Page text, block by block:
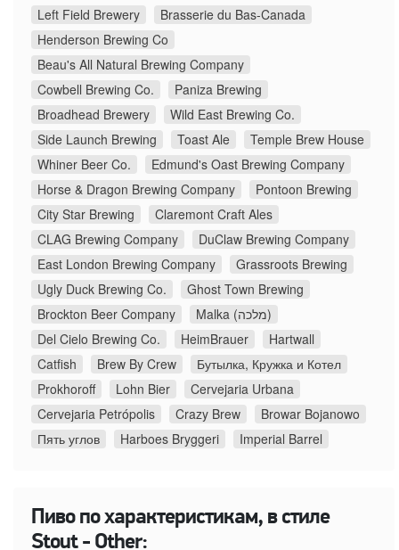
Left Field Brewery
Brasserie du Bas-Canada
Henderson Brewing Co
Beau's All Natural Brewing Company
Cowbell Brewing Co.
Paniza Brewing
Broadhead Brewery
Wild East Brewing Co.
Side Launch Brewing
Toast Ale
Temple Brew House
Whiner Beer Co.
Edmund's Oast Brewing Company
Horse & Dragon Brewing Company
Pontoon Brewing
City Star Brewing
Claremont Craft Ales
CLAG Brewing Company
DuClaw Brewing Company
East London Brewing Company
Grassroots Brewing
Ugly Duck Brewing Co.
Ghost Town Brewing
Brockton Beer Company
Malka (מלכה)
Del Cielo Brewing Co.
HeimBrauer
Hartwall
Catfish
Brew By Crew
Бутылка, Кружка и Котел
Prokhoroff
Lohn Bier
Cervejaria Urbana
Cervejaria Petrópolis
Crazy Brew
Browar Bojanowo
Пять углов
Harboes Bryggeri Imperial Barrel
Пиво по характеристикам, в стиле
Stout - Other: